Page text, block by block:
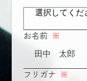
お名前 ※
フリガナ ※